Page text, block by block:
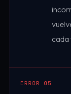
cada
ERROR 05